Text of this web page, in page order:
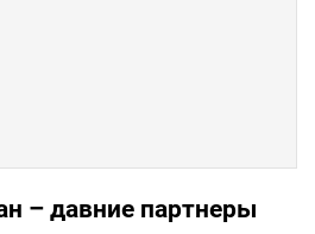
– давние партнеры